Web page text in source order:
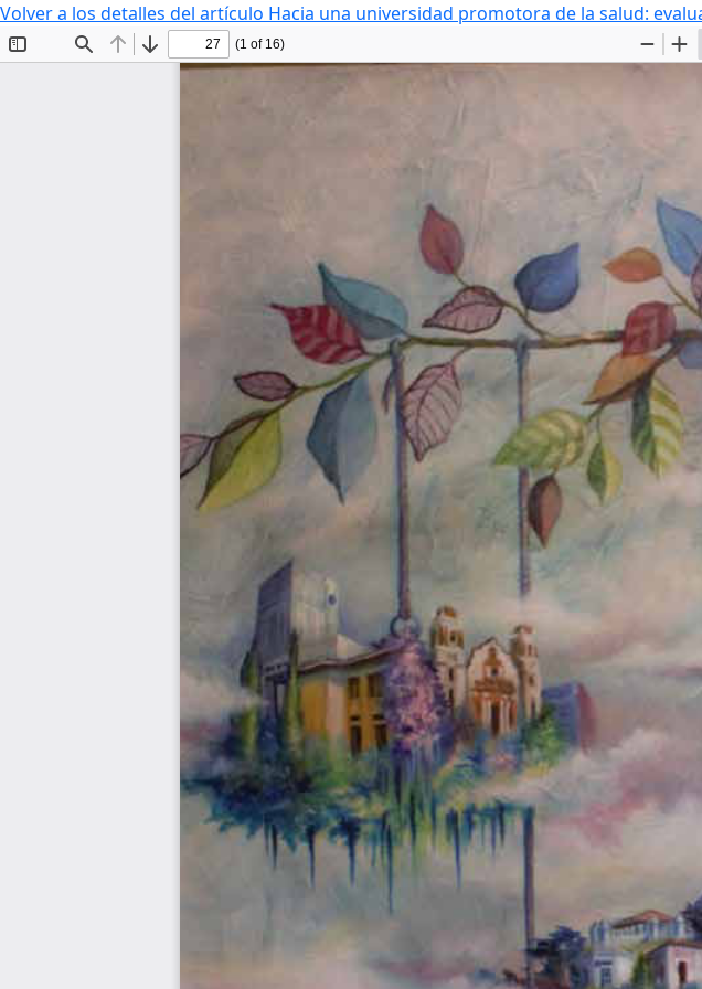
Volver a los detalles del artículo Hacia una universidad promotora de la salud: